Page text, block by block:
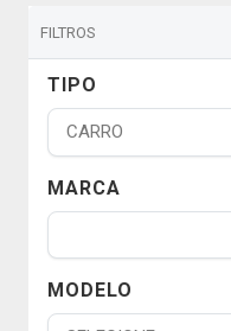
FILTROS
TIPO
MARCA
MODELO